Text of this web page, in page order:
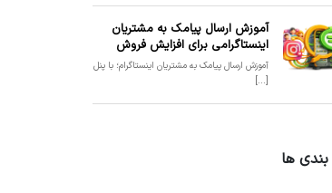
آموزش ارسال پیامک به مشتریان
اینستاگرامی برای افزایش فروش
آموزش ارسال پیامک به مشتریان اینستاگرام؛ با پنل
[...]
ها